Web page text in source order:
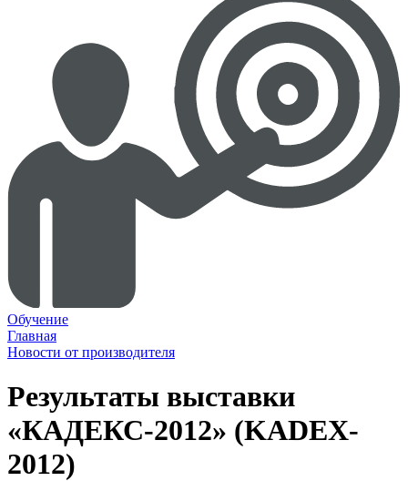
Обучение
Главная
Новости от производителя
Результаты выставки
«КАДЕКС-2012» (KADEX-
2012)